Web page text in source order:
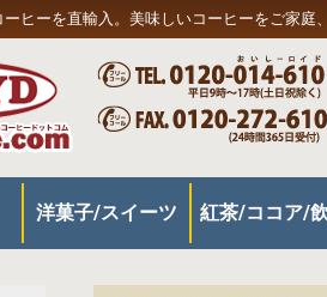
ヒーを直輸入。美味しいコーヒーをご家庭
洋菓子/スイーツ 紅茶/ココア/